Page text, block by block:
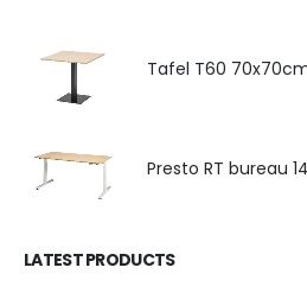
Tafel T60
Presto RT bureau
LATEST PRODUCTS